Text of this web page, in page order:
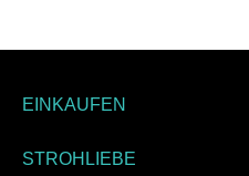
EINKAUFEN
STROHLIEBE